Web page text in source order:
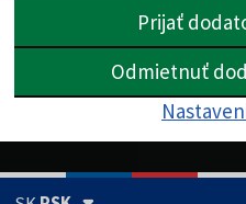
Prijať
Odmietnuť